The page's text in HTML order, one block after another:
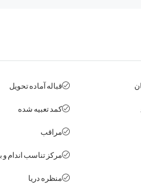
قباله آماده تحویل
کمد تعبیه شده
مراقب
مرکز تناسب اندام
منظره‌ دریا